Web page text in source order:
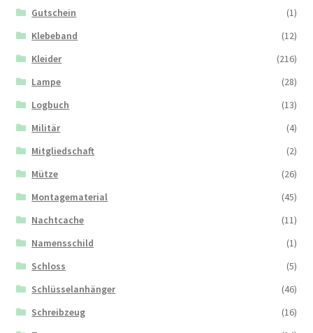
Gutschein
(1)
Klebeband
(12)
Kleider
(216)
Lampe
(28)
Logbuch
(13)
Militär
(4)
Mitgliedschaft
(2)
Mütze
(26)
Montagematerial
(45)
Nachtcache
(11)
Namensschild
(1)
Schloss
(5)
Schlüsselanhänger
(46)
Schreibzeug
(16)